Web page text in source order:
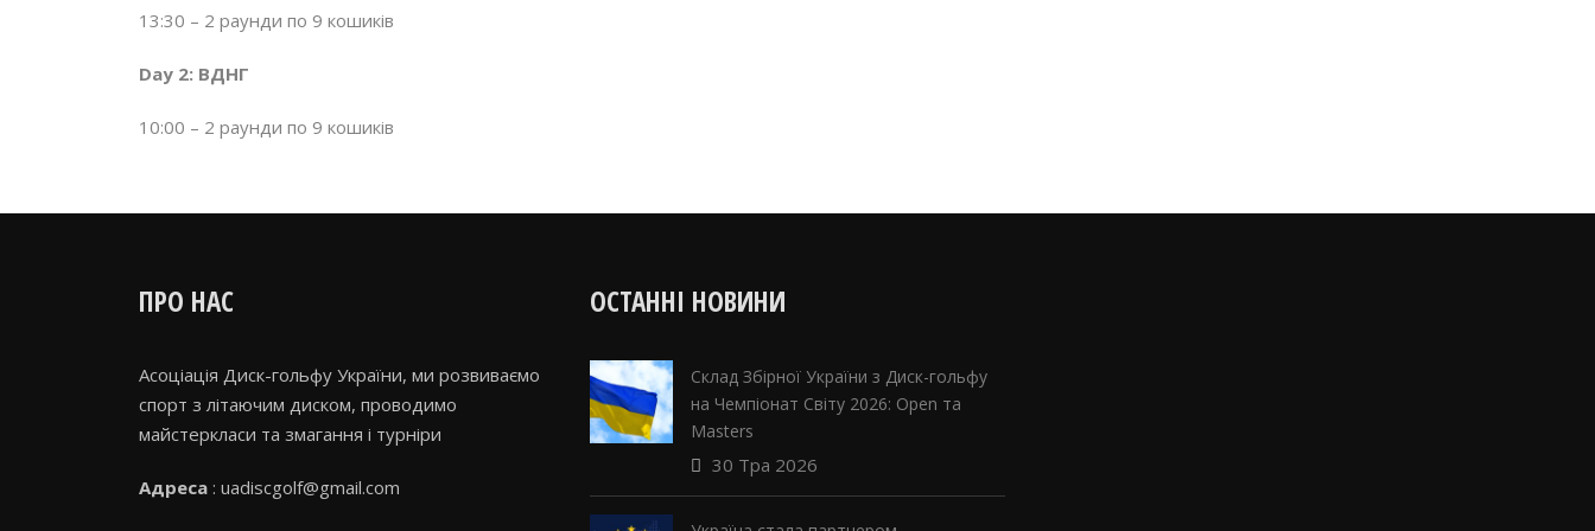
13:30 – 2 раунди по 9 кошиків
Day 2: ВДНГ
10:00 – 2 раунди по 9 кошиків
ПРО НАС
Асоціація Диск-гольфу України, ми розвиваємо
спорт з літаючим диском, проводимо
майстеркласи та змагання і турніри
Адреса : uadiscgolf@gmail.com
ОСТАННІ НОВИНИ
Склад Збірної України з Диск-гольфу
на Чемпіонат Світу 2026: Open та
Masters
30 Тра 2026